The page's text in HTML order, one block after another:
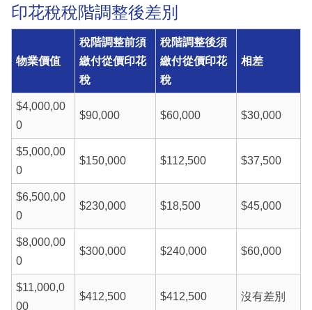
印花稅稅階調整後差別
物業價值
稅階調整前須
繳付從價印花
稅
稅階調整後須
繳付從價印花
稅
相差
$4,000,00
0
$90,000 $60,000 $30,000
$5,000,00
0
$150,000 $112,500 $37,500
$6,500,00
0
$230,000 $18,500 $45,000
$8,000,00
0
$300,000 $240,000 $60,000
$11,000,0
00
$412,500 $412,500 沒有差別